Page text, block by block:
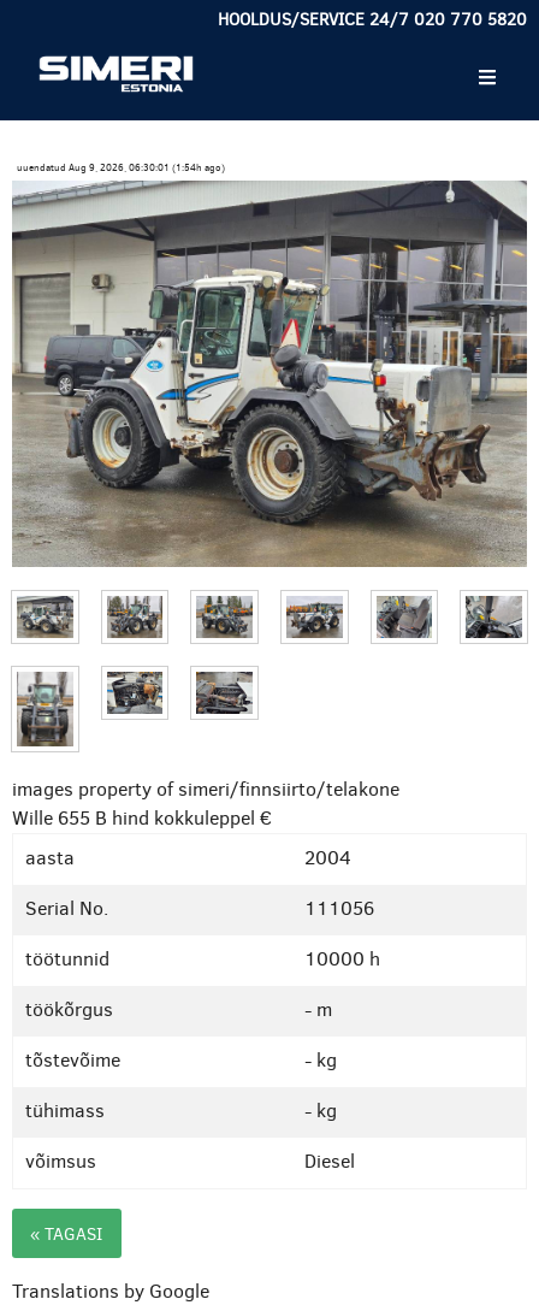
HOOLDUS/SERVICE 24/7 020 770 5820
uuendatud Aug 9, 2026, 06:30:01 (1:54h ago)
images property of simeri/finnsiirto/telakone
Wille 655 B hind kokkuleppel €
aasta
2004
Serial No.
111056
töötunnid
10000 h
töökõrgus
- m
tõstevõime
- kg
tühimass
- kg
võimsus
Diesel
« TAGASI
Translations by Google